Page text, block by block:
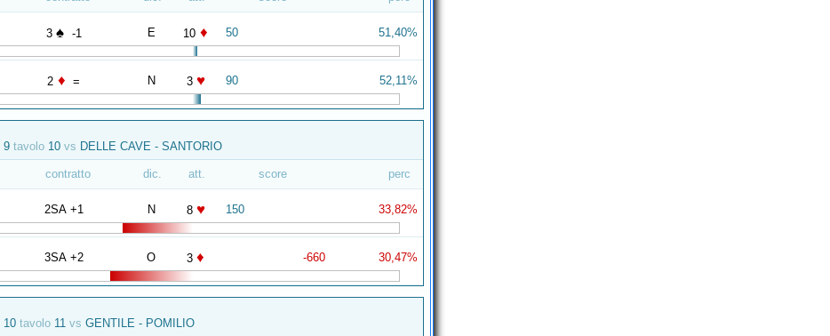
3 ♠ -1 E 10 ♦ 50 51,40%
2 ♦ = N 3 ♥ 90 52,11%
9 tavolo 10 vs DELLE CAVE - SANTORIO
contratto dic. att. score perc
2SA +1 N 8 ♥ 150 33,82%
3SA +2 O 3 ♦ -660 30,47%
10 tavolo 11 vs GENTILE - POMILIO